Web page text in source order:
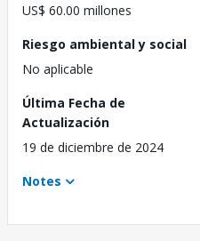
US$ 60.00 millones
Riesgo ambiental y social
No aplicable
Última Fecha de
Actualización
19 de diciembre de 2024
Notes